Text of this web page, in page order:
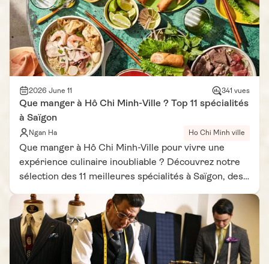
2026 June 11 341 vues
Que manger à Hô Chi Minh-Ville ? Top 11 spécialités
à Saïgon
Ngan Ha Ho Chi Minh ville
Que manger à Hô Chi Minh-Ville pour vivre une
expérience culinaire inoubliable ? Découvrez notre
sélection des 11 meilleures spécialités à Saïgon, des
meilleurs plats Saïgon servis dans les échoppes de
rue aux spécialités culinaires Ho Chi Minh les plus
authentiques. Que manger à Saïgon sans manquer le
banh mi ou le com tam ?